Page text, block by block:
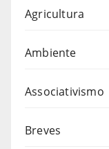
Agricultura
Ambiente
Associativismo
Breves